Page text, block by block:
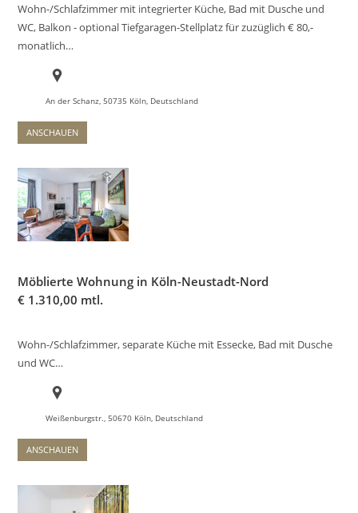
Wohn-/Schlafzimmer mit integrierter Küche, Bad mit Dusche und
WC, Balkon - optional Tiefgaragen-Stellplatz für zuzüglich € 80,-
monatlich…
An der Schanz, 50735 Köln, Deutschland
ANSCHAUEN
Möblierte Wohnung in Köln-Neustadt-Nord
€ 1.310,00 mtl.
Wohn-/Schlafzimmer, separate Küche mit Essecke, Bad mit Dusche
und WC…
Weißenburgstr., 50670 Köln, Deutschland
ANSCHAUEN